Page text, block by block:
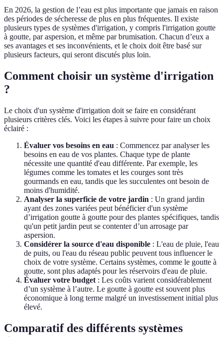
En 2026, la gestion de l’eau est plus importante que jamais en raison
des périodes de sécheresse de plus en plus fréquentes. Il existe
plusieurs types de systèmes d'irrigation, y compris l'irrigation goutte
à goutte, par aspersion, et même par brumisation. Chacun d’eux a
ses avantages et ses inconvénients, et le choix doit être basé sur
plusieurs facteurs, qui seront discutés plus loin.
Comment choisir un système d'irrigation
?
Le choix d'un système d'irrigation doit se faire en considérant
plusieurs critères clés. Voici les étapes à suivre pour faire un choix
éclairé :
Évaluer vos besoins en eau : Commencez par analyser les
besoins en eau de vos plantes. Chaque type de plante
nécessite une quantité d'eau différente. Par exemple, les
légumes comme les tomates et les courges sont très
gourmands en eau, tandis que les succulentes ont besoin de
moins d'humidité.
Analyser la superficie de votre jardin : Un grand jardin
ayant des zones variées peut bénéficier d'un système
d’irrigation goutte à goutte pour des plantes spécifiques, tandis
qu'un petit jardin peut se contenter d’un arrosage par
aspersion.
Considérer la source d'eau disponible : L'eau de pluie, l'eau
de puits, ou l'eau du réseau public peuvent tous influencer le
choix de votre système. Certains systèmes, comme le goutte à
goutte, sont plus adaptés pour les réservoirs d'eau de pluie.
Évaluer votre budget : Les coûts varient considérablement
d’un système à l’autre. Le goutte à goutte est souvent plus
économique à long terme malgré un investissement initial plus
élevé.
Comparatif des différents systèmes